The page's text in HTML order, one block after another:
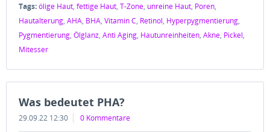
Tags:ölige Haut, fettige Haut, T-Zone, unreine Haut, Poren,
Hautalterung, AHA, BHA, Vitamin C, Retinol, Hyperpygmentierung,
Pygmentierung, Ölglanz, Anti Aging, Hautunreinheiten, Akne, Pickel,
Mitesser
Was bedeutet PHA?
29.09.22 12:30 0 Kommentare